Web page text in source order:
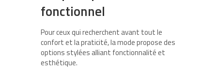
fonctionnel
Pour ceux qui recherchent avant tout le
confort et la praticité, la mode propose des
options stylées alliant fonctionnalité et
esthétique.